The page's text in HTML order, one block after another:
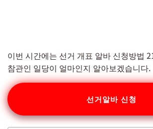
이번 시간에는 선거 개표 알바 신청방법
참관인 일당이 얼마인지 알아보겠습니다.
선거알바 신청